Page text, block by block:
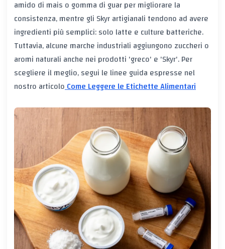
amido di mais o gomma di guar per migliorare la
consistenza, mentre gli Skyr artigianali tendono ad avere
ingredienti più semplici: solo latte e culture batteriche.
Tuttavia, alcune marche industriali aggiungono zuccheri o
aromi naturali anche nei prodotti 'greco' e 'Skyr'. Per
scegliere il meglio, segui le linee guida espresse nel
nostro articoloCome Leggere le Etichette Alimentari